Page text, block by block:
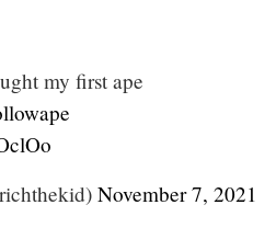
my first ape
November 7, 2021